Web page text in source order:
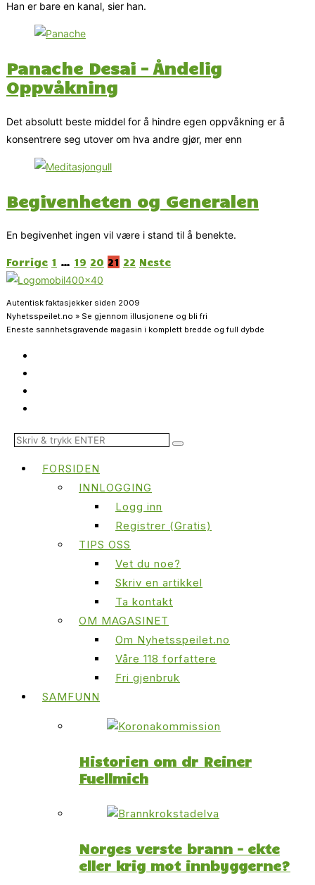
Han er bare en kanal, sier han.
Panache Desai – Åndelig
Oppvåkning
Det absolutt beste middel for å hindre egen oppvåkning er å
konsentrere seg utover om hva andre gjør, mer enn
Begivenheten og Generalen
En begivenhet ingen vil være i stand til å benekte.
Forrige 1 … 19 20 21 22 Neste
Autentisk faktasjekker siden 2009
Nyhetsspeilet.no » Se gjennom illusjonene og bli fri
Eneste sannhetsgravende magasin i komplett bredde og full dybde
FORSIDEN
INNLOGGING
Logg inn
Registrer (Gratis)
TIPS OSS
Vet du noe?
Skriv en artikkel
Ta kontakt
OM MAGASINET
Om Nyhetsspeilet.no
Våre 118 forfattere
Fri gjenbruk
SAMFUNN
Historien om dr Reiner
Fuellmich
Norges verste brann – ekte
eller krig mot innbyggerne?